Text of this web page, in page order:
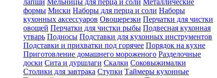
лапши Мельницы для перца и соли Металлические
формы Миски Наборы для перца и соли Наборы
кухонных аксессуаров Овощерезки Перчатки для чистки
овощей Перчатки для чистки рыбы Подвесная кухонная
утварь Подносы Подставки для кухонных инструментов
Подставки и прихватки под горячее Порядок на кухне
Приготовление домашнего мороженого Разделочные
доски Сита и дуршлаги Скалки Соковыжималки
Столики для завтрака Ступки Таймеры кухонные